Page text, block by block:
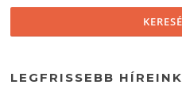
LEGFRISSEBB HÍREINK